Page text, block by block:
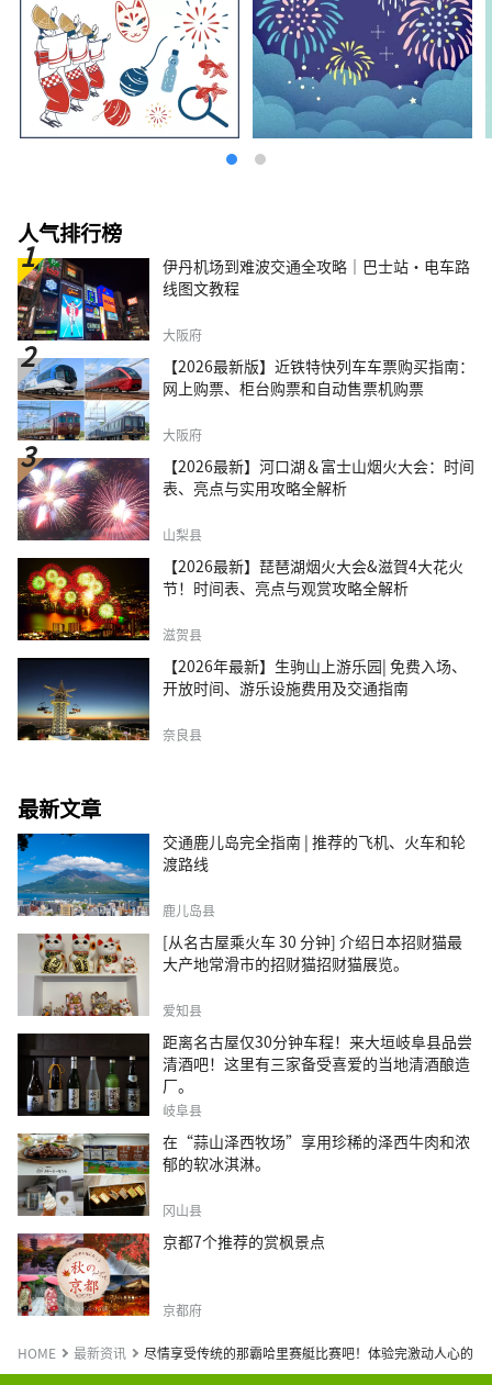
人气排行榜
伊丹机场到难波交通全攻略｜巴士站・电车路
线图文教程
大阪府
【2026最新版】近铁特快列车车票购买指南：
网上购票、柜台购票和自动售票机购票
大阪府
【2026最新】河口湖＆富士山烟火大会：时间
表、亮点与实用攻略全解析
山梨县
【2026最新】琵琶湖烟火大会&滋賀4大花火
节！时间表、亮点与观赏攻略全解析
滋贺县
【2026年最新】生驹山上游乐园| 免费入场、
开放时间、游乐设施费用及交通指南
奈良县
最新文章
交通鹿儿岛完全指南 | 推荐的飞机、火车和轮
渡路线
鹿儿岛县
[从名古屋乘火车 30 分钟] 介绍日本招财猫最
大产地常滑市的招财猫招财猫展览。
爱知县
距离名古屋仅30分钟车程！来大垣岐阜县品尝
清酒吧！这里有三家备受喜爱的当地清酒酿造
厂。
岐阜县
在“蒜山泽西牧场”享用珍稀的泽西牛肉和浓
郁的软冰淇淋。
冈山县
京都7个推荐的赏枫景点
京都府
HOME 最新资讯 尽情享受传统的那霸哈里赛艇比赛吧！体验完激动人心的